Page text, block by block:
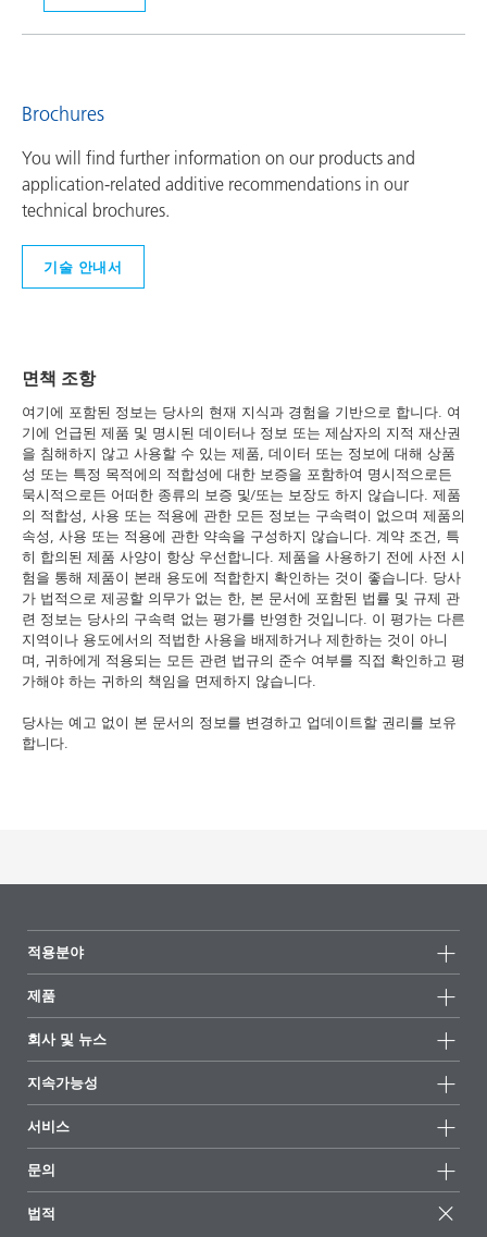
Brochures
You will find further information on our products and
application-related additive recommendations in our
technical brochures.
기술 안내서
면책 조항
여기에 포함된 정보는 당사의 현재 지식과 경험을 기반으로 합니다. 여
기에 언급된 제품 및 명시된 데이터나 정보 또는 제삼자의 지적 재산권
을 침해하지 않고 사용할 수 있는 제품, 데이터 또는 정보에 대해 상품
성 또는 특정 목적에의 적합성에 대한 보증을 포함하여 명시적으로든
묵시적으로든 어떠한 종류의 보증 및/또는 보장도 하지 않습니다. 제품
의 적합성, 사용 또는 적용에 관한 모든 정보는 구속력이 없으며 제품의
속성, 사용 또는 적용에 관한 약속을 구성하지 않습니다. 계약 조건, 특
히 합의된 제품 사양이 항상 우선합니다. 제품을 사용하기 전에 사전 시
험을 통해 제품이 본래 용도에 적합한지 확인하는 것이 좋습니다. 당사
가 법적으로 제공할 의무가 없는 한, 본 문서에 포함된 법률 및 규제 관
련 정보는 당사의 구속력 없는 평가를 반영한 것입니다. 이 평가는 다른
지역이나 용도에서의 적법한 사용을 배제하거나 제한하는 것이 아니
며, 귀하에게 적용되는 모든 관련 법규의 준수 여부를 직접 확인하고 평
가해야 하는 귀하의 책임을 면제하지 않습니다.
당사는 예고 없이 본 문서의 정보를 변경하고 업데이트할 권리를 보유
합니다.
적용분야
제품
모든제품
하이라이트
회사 및 뉴스
뉴스
언론 및 미디어
소재지 및 판매점
전시회 및 이벤트
지속가능성
지속가능한 제품
성공 사례
EcoVadis
서비스
추천 배합
기사
문의
법적